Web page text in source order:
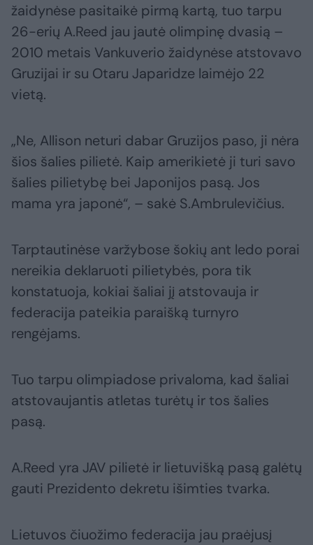
žaidynėse pasitaikė pirmą kartą, tuo tarpu
26-erių A.Reed jau jautė olimpinę dvasią –
2010 metais Vankuverio žaidynėse atstovavo
Gruzijai ir su Otaru Japaridze laimėjo 22
vietą.
„Ne, Allison neturi dabar Gruzijos paso, ji nėra
šios šalies pilietė. Kaip amerikietė ji turi savo
šalies pilietybę bei Japonijos pasą. Jos
mama yra japonė“, – sakė S.Ambrulevičius.
Tarptautinėse varžybose šokių ant ledo porai
nereikia deklaruoti pilietybės, pora tik
konstatuoja, kokiai šaliai jį atstovauja ir
federacija pateikia paraišką turnyro
rengėjams.
Tuo tarpu olimpiadose privaloma, kad šaliai
atstovaujantis atletas turėtų ir tos šalies
pasą.
A.Reed yra JAV pilietė ir lietuvišką pasą galėtų
gauti Prezidento dekretu išimties tvarka.
Lietuvos čiuožimo federacija jau praėjusį